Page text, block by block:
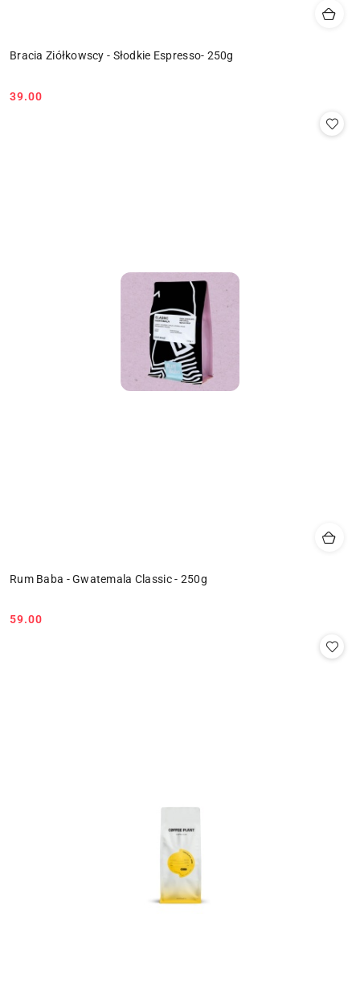
Bracia Ziółkowscy - Słodkie Espresso- 250g
Cena:
39.00
Rum Baba - Gwatemala Classic - 250g
Cena:
59.00